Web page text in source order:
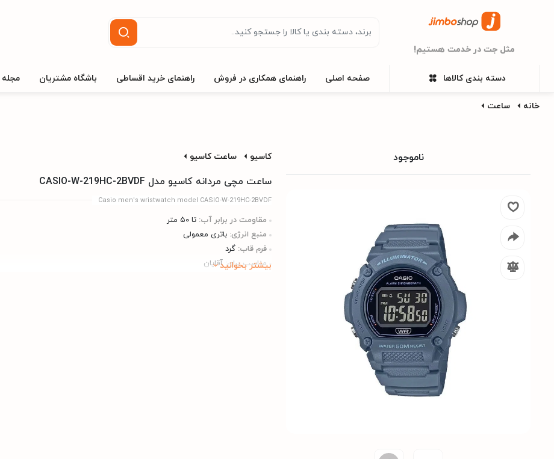
مثل جت در خدمت هستیم!
دسته بندی کالاها صفحه اصلی راهنمای همکاری در فروش راهنمای خرید اقساطی باشگاه مشتریان مجله
خانه ساعت
ناموجود کاسیو ساعت کاسیو
ساعت مچی مردانه کاسیو مدل CASIO-W-219HC-2BVDF
Casio men's wristwatch model CASIO-W-219HC-2BVDF
مقاومت در برابر آب: تا ۵۰ متر
منبع انرژی: باتری معمولی
فرم قاب: گرد
مناسب برای: آقایانبیشتر بخوانید